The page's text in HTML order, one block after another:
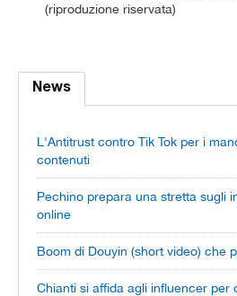
(riproduzione riservata)
News
L'Antitrust contro Tik Tok per i
contenuti
Pechino prepara una stretta sugli
online
Boom di Douyin (short video) che
Chianti si affida agli influencer per